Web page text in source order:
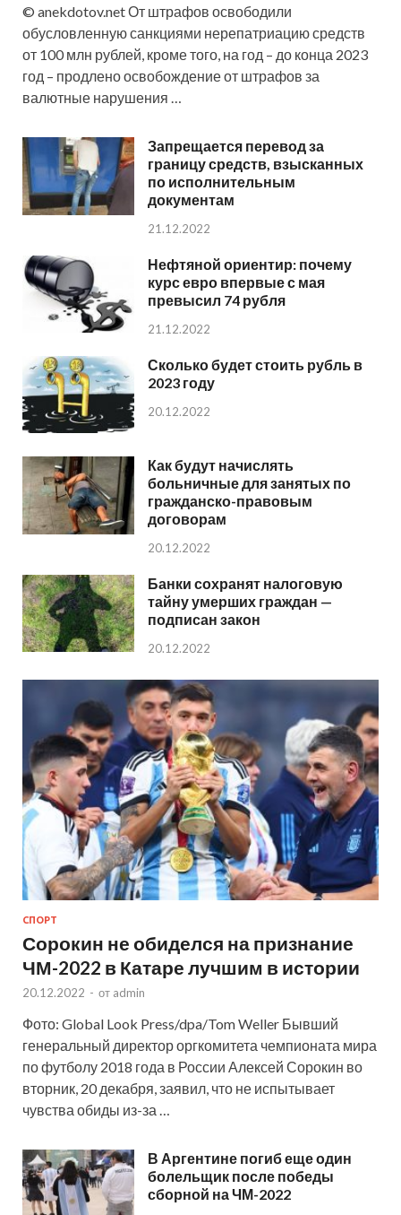
© anekdotov.net От штрафов освободили
обусловленную санкциями нерепатриацию средств
от 100 млн рублей, кроме того, на год – до конца 2023
год – продлено освобождение от штрафов за
валютные нарушения …
Запрещается перевод за
границу средств, взысканных
по исполнительным
документам
21.12.2022
Нефтяной ориентир: почему
курс евро впервые с мая
превысил 74 рубля
21.12.2022
Сколько будет стоить рубль в
2023 году
20.12.2022
Как будут начислять
больничные для занятых по
гражданско-правовым
договорам
20.12.2022
Банки сохранят налоговую
тайну умерших граждан —
подписан закон
20.12.2022
СПОРТ
Сорокин не обиделся на признание
ЧМ-2022 в Катаре лучшим в истории
20.12.2022 - от admin
Фото: Global Look Press/dpa/Tom Weller Бывший
генеральный директор оргкомитета чемпионата мира
по футболу 2018 года в России Алексей Сорокин во
вторник, 20 декабря, заявил, что не испытывает
чувства обиды из-за …
В Аргентине погиб еще один
болельщик после победы
сборной на ЧМ-2022